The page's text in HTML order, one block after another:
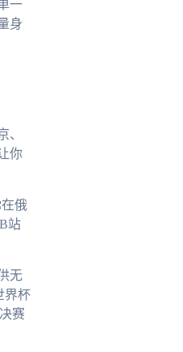
一
身
、
你
俄
站
无
界杯
赛